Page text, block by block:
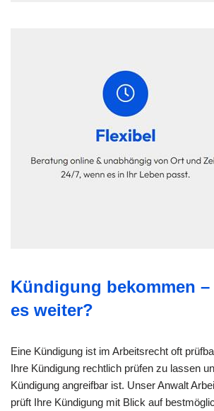
Kündigung bekommen
es weiter?
Eine Kündigung ist im Arbeitsrecht oft
Ihre Kündigung rechtlich prüfen zu lassen
Kündigung angreifbar ist. Unser Anwalt
prüft Ihre Kündigung mit Blick auf